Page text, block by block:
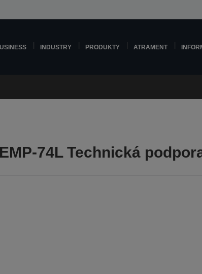
INDUSTRY PRODUKTY ATRAMENT
74L Technická